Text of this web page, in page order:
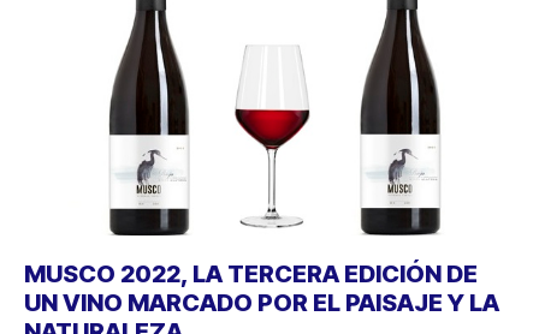
MUSCO 2022, LA TERCERA EDICIÓN DE
UN VINO MARCADO POR EL PAISAJE Y LA